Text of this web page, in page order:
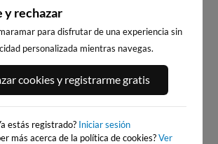
PLAYA EL MASNOU
220km · El Masnou
0.0 m PLATO
y rechazar
para disfrutar de una experiencia sin
personalizada mientras navegas.
cookies y registrarme gratis
estás registrado? Iniciar sesión
más acerca de la política de cookies?Ver